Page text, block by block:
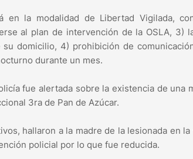
en la modalidad de Libertad Vigilada,
al plan de intervención de la OSLA, 3)
su domicilio, 4) prohibición de
durante un mes.
fue alertada sobre la existencia de una
3ra de Pan de Azúcar.
hallaron a la madre de la lesionada en
policial por lo que fue reducida.